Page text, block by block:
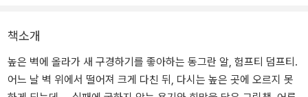
책소개
높은 벽에 올라가 새 구경하기를 좋아하는 동그란 알, 험프티 덤프티.
어느 날 벽 위에서 떨어져 크게 다친 뒤, 다시는 높은 곳에 오르지 못